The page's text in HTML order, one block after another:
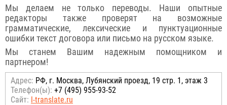
Мы делаем не только переводы. Наши опытные
редакторы также проверят на возможные
грамматические, лексические и пунктуационные
ошибки текст договора или письмо на русском языке.
Мы станем Вашим надежным помощником и
партнером!
Адрес: РФ, г. Москва, Лубянский проезд, 19 стр. 1, этаж 3
Телефон(ы): +7 (495) 955-93-52
Сайт: l-translate.ru